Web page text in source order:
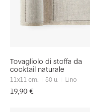
Tovagliolo di stoffa da
cocktail naturale
11x11 cm. 50 u. Lino
19,90 €